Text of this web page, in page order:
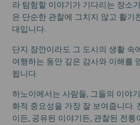
라 탐험할 이야기가 기다리는 장소
은 단순한 관찰에 그치지 않고 활기
대입니다.
단지 잠깐이라도 그 도시의 생활 속
여행하는 동안 깊은 감사와 이해를
됩니다.
하노이에서는 사람들, 그들의 이야
화적 중요성을 가장 잘 보여줍니다.
이든, 공유된 이야기든, 관찰된 전통